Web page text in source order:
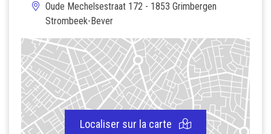
Oude Mechelsestraat 172 - 1853 Grimbergen
Strombeek-Bever
Localiser sur la carte